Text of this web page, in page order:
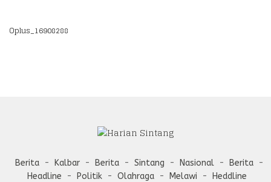
Oplus_16908288
Berita Kalbar Berita Sintang Nasional
Berita
Headline
Politik Olahraga Melawi
Heddline